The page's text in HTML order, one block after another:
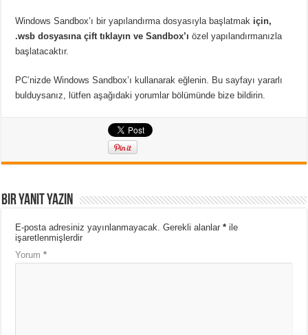
Windows Sandbox’ı bir yapılandırma dosyasıyla başlatmak için,
.wsb dosyasına çift tıklayın ve Sandbox’ı özel yapılandırmanızla
başlatacaktır.
PC’nizde Windows Sandbox’ı kullanarak eğlenin. Bu sayfayı yararlı
bulduysanız, lütfen aşağıdaki yorumlar bölümünde bize bildirin.
Bir yanıt yazın
E-posta adresiniz yayınlanmayacak. Gerekli alanlar* ile
işaretlenmişlerdir
Yorum*